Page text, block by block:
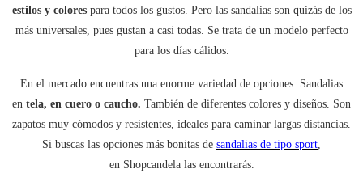
estilos y colorespara todos los gustos. Pero las sandalias son quizás de los
más universales, pues gustan a casi todas. Se trata de un modelo perfecto
para los días cálidos.
En el mercado encuentras una enorme variedad de opciones. Sandalias
en tela, en cuero o caucho. También de diferentes colores y diseños. Son
zapatos muy cómodos y resistentes, ideales para caminar largas distancias.
Si buscas las opciones más bonitas de sandalias de tipo sport
en Shopcandela las encontrarás.